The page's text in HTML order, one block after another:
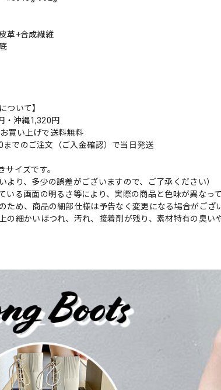
革+合成繊維
ついて】
・沖縄1,320円
買い上げで送料無料
までのご注文（ご入金確認）で当日発送
サイズです。
より、多少の誤差がございますので、ご了承ください）
いる画面の明るさ等により、実際の商品と色味が異なっ
ため、商品の細部仕様は予告なく変更になる場合がござ
の細かいほつれ、汚れ、接着剤が残り、素材特有の臭い